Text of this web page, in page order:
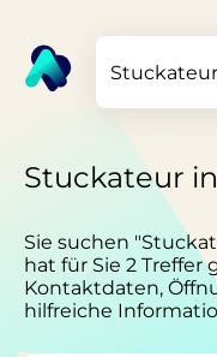
Stuckateur
Sie suchen
hat für Sie 2 Treffer
Kontaktdaten,
hilfreiche